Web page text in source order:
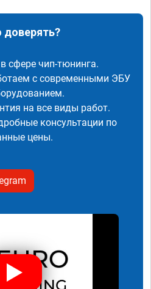
сфере чип-тюнинга.
с современными ЭБУ
на все виды работ.
консультации по
цены.